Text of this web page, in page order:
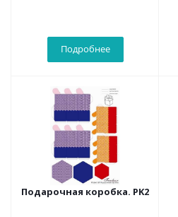
Подробнее
Подарочная коробка. PK2